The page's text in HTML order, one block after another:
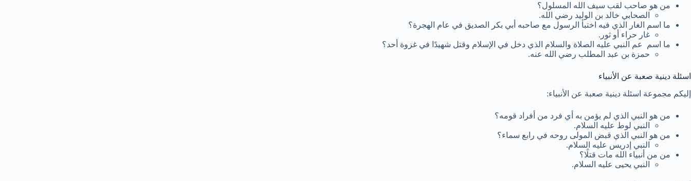
من هو صاحب لقب سيف الله المسلول؟
الصحابي خالد بن الوليد رضي الله.
ما اسم الغار الذي فيه اختبأ الرسول مع صاحبه أبي بكر الصديق في عام الهجرة؟
غار حراء أو ثور.
ما اسم عم النبي عليه الصلاة والسلام الذي دخل في الإسلام وقتل شهيدًا في غزوة أحد؟
حمزة بن عبد المطلب رضي الله عنه.
اسئلة دينية صعبة عن الأنبياء
إليكم مجموعة اسئلة دينية صعبة عن الأنبياء:
من هو النبي الذي لم يؤمن به أي فرد من أفراد قومه؟
النبي لوط عليه السلام.
من هو النبي الذي قبض المولى روحه في رابع سماء؟
النبي إدريس عليه السلام.
من من أنبياء الله مات قتلًا؟
النبي يحيى عليه السلام.